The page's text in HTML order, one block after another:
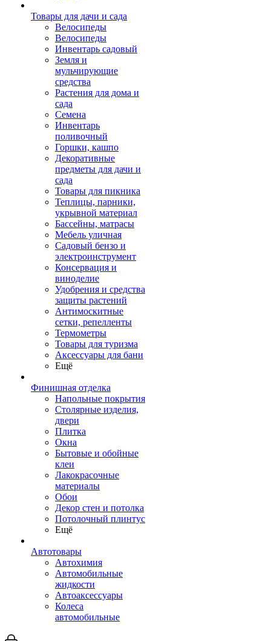
Товары для дачи и сада
Велосипеды
Велосипеды
Инвентарь садовый
Земля и
мульчирующие
средства
Растения для дома и
сада
Семена
Инвентарь
поливочный
Горшки, кашпо
Декоративные
предметы для дачи и
сада
Товары для пикника
Теплицы, парники,
укрывной материал
Бассейны, матрасы
Мебель уличная
Садовый бензо и
электроинструмент
Консервация и
виноделие
Удобрения и средства
защиты растений
Антимоскитные
сетки, репелленты
Термометры
Товары для туризма
Аксессуары для бани
Ещё
Финишная отделка
Напольные покрытия
Столярные изделия,
двери
Плитка
Окна
Бытовые и обойные
клеи
Лакокрасочные
материалы
Обои
Декор стен и потолка
Потолочный плинтус
Ещё
Автотовары
Автохимия
Автомобильные
жидкости
Автоаксессуары
Колеса
автомобильные